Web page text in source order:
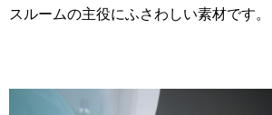
スルームの主役にふさわしい素材です。